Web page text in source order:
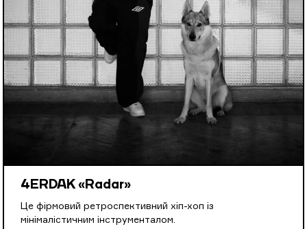
4ERDAK «Radar»
Це фірмовий ретроспективний хіп-хоп із
мінімалістичним інструменталом.